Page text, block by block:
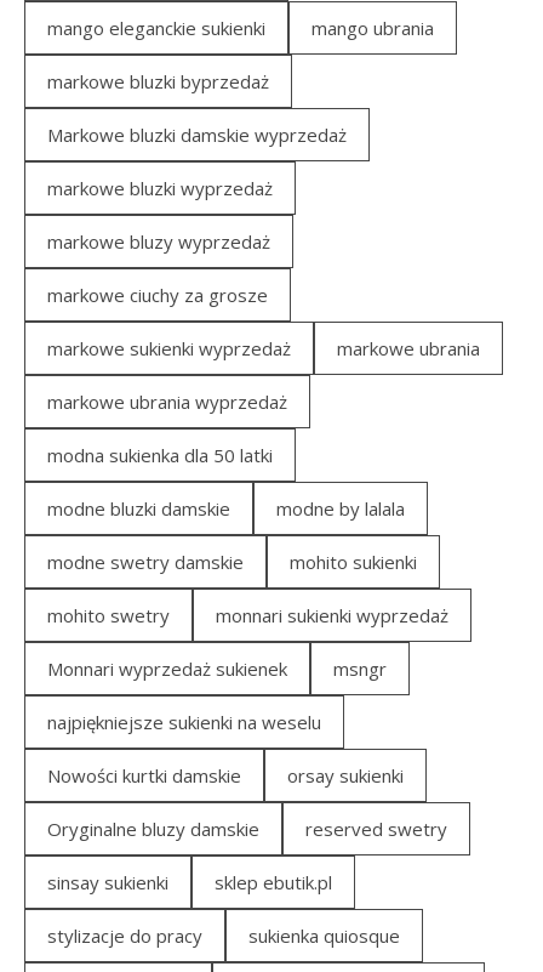
mango eleganckie sukienki mango ubrania
markowe bluzki byprzedaż
Markowe bluzki damskie wyprzedaż
markowe bluzki wyprzedaż
markowe bluzy wyprzedaż
markowe ciuchy za grosze
markowe sukienki wyprzedaż markowe ubrania
markowe ubrania wyprzedaż
modna sukienka dla 50 latki
modne bluzki damskie modne by lalala
modne swetry damskie mohito sukienki
mohito swetry monnari sukienki wyprzedaż
Monnari wyprzedaż sukienek msngr
najpiękniejsze sukienki na weselu
Nowości kurtki damskie orsay sukienki
Oryginalne bluzy damskie reserved swetry
sinsay sukienki sklep ebutik.pl
stylizacje do pracy sukienka quiosque